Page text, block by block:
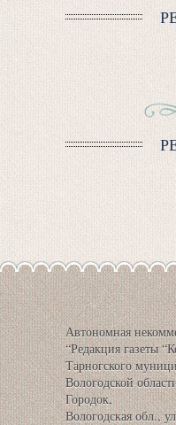
Автономная
“Редакция газеты
Тарногского
Вологодской
Городок,
Вологодская обл.,